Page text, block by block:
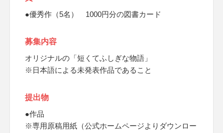
●優秀作（5名） 1000円分の図書カード
募集内容
オリジナルの「短くてふしぎな物語」
※日本語による未発表作品であること
提出物
●作品
※専用原稿用紙（公式ホームページよりダウンロー